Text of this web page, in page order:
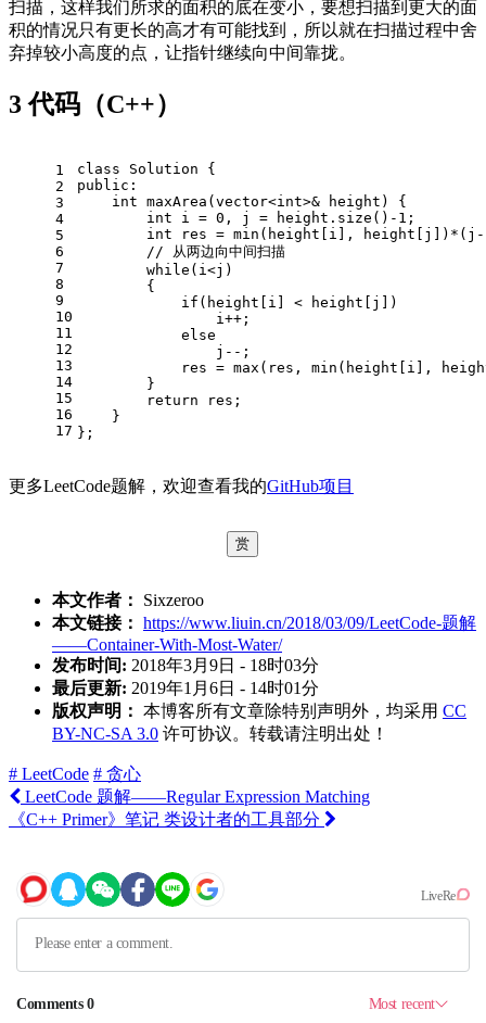
扫描，这样我们所求的面积的底在变小，要想扫描到更大的面
积的情况只有更长的高才有可能找到，所以就在扫描过程中舍
弃掉较小高度的点，让指针继续向中间靠拢。
3代码（C++）
1
2
3
4
5
6
7
8
9
10
11
12
13
14
15
16
17
class Solution {
public :
int maxArea (vector<int>& height)
{
int i = 0 , j = height.size() -1 ;
int res = min(height[i],
// 从两边向中间扫描
while (i<j)
        {
if (height[i] < height[j])
                i++;
else
                j--;
res = max(res, min(height[i],
        }
return res;
    }
};
更多LeetCode题解，欢迎查看我的GitHub项目
赏
本文作者：
Sixzeroo
本文链接： https://www.liuin.cn/2018/03/09/LeetCode-题解
——Container-With-Most-Water/
发布时间: 2018年3月9日 - 18时03分
最后更新: 2019年1月6日 - 14时01分
版权声明： 本博客所有文章除特别声明外，均采用 CC
BY-NC-SA 3.0 许可协议。转载请注明出处！
# LeetCode # 贪心
LeetCode 题解——Regular Expression Matching
《C++ Primer》笔记 类设计者的工具部分